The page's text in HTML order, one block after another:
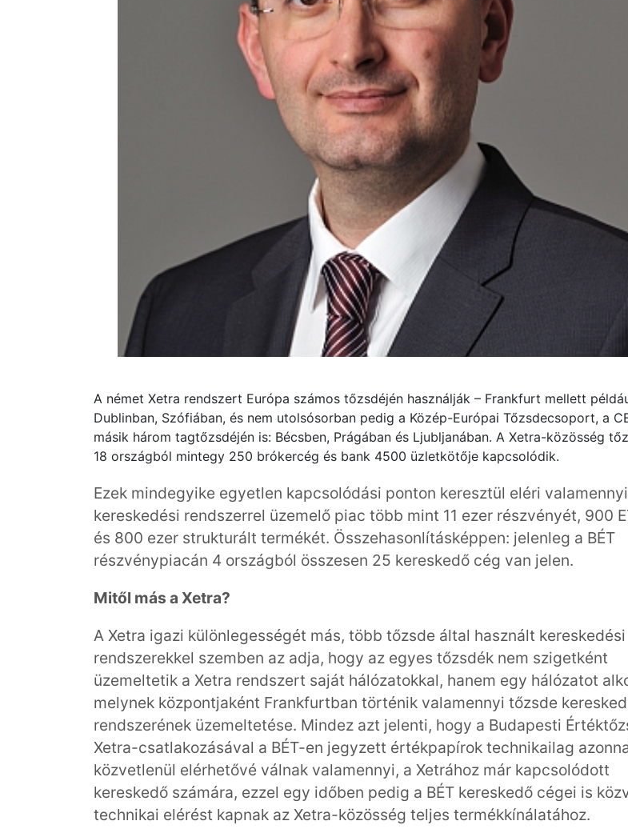
A német Xetra rendszert Európa számos tőzsdéjén használják – Frankfurt mellett
Dublinban, Szófiában, és nem utolsósorban pedig a Közép-Európai Tőzsdecsoport, a
másik három tagtőzsdéjén is: Bécsben, Prágában és Ljubljanában. A Xetra-közösség
18 országból mintegy 250 brókercég és bank 4500 üzletkötője kapcsolódik.
Ezek mindegyike egyetlen kapcsolódási ponton keresztül eléri
kereskedési rendszerrel üzemelő piac több mint 11 ezer részvényét, 900
és 800 ezer strukturált termékét. Összehasonlításképpen: jelenleg a BÉT
részvénypiacán 4 országból összesen 25 kereskedő cég van jelen.
Mitől más a Xetra?
A Xetra igazi különlegességét más, több tőzsde által használt kereskedési
rendszerekkel szemben az adja, hogy az egyes tőzsdék nem szigetként
üzemeltetik a Xetra rendszert saját hálózatokkal, hanem egy hálózatot
melynek központjaként Frankfurtban történik valamennyi tőzsde
rendszerének üzemeltetése. Mindez azt jelenti, hogy a Budapesti
Xetra-csatlakozásával a BÉT-en jegyzett értékpapírok technikailag
közvetlenül elérhetővé válnak valamennyi, a Xetrához már kapcsolódott
kereskedő számára, ezzel egy időben pedig a BÉT kereskedő cégei is
technikai elérést kapnak az Xetra-közösség teljes termékkínálatához.